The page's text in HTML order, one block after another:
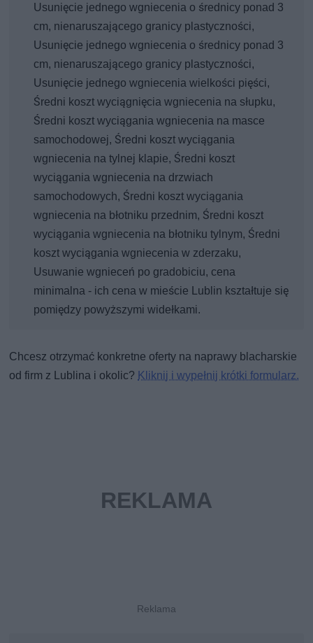
Usunięcie jednego wgniecenia o średnicy ponad 3
cm, nienaruszającego granicy plastyczności,
Usunięcie jednego wgniecenia o średnicy ponad 3
cm, nienaruszającego granicy plastyczności,
Usunięcie jednego wgniecenia wielkości pięści,
Średni koszt wyciągnięcia wgniecenia na słupku,
Średni koszt wyciągania wgniecenia na masce
samochodowej, Średni koszt wyciągania
wgniecenia na tylnej klapie, Średni koszt
wyciągania wgniecenia na drzwiach
samochodowych, Średni koszt wyciągania
wgniecenia na błotniku przednim, Średni koszt
wyciągania wgniecenia na błotniku tylnym, Średni
koszt wyciągania wgniecenia w zderzaku,
Usuwanie wgnieceń po gradobiciu, cena
minimalna - ich cena w mieście Lublin kształtuje się
pomiędzy powyższymi widełkami.
Chcesz otrzymać konkretne oferty na naprawy blacharskie
od firm z Lublina i okolic? Kliknij i wypełnij krótki formularz.